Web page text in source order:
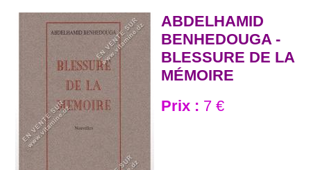
ABDELHAMID
BENHEDOUGA -
BLESSURE DE LA
MÉMOIRE
Prix : 7 €